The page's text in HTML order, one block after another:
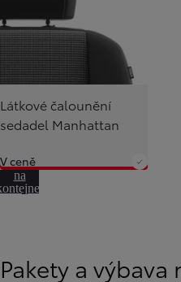
Od549 000 Kčs DPH
vč. zvýhodnění
75 000 Kč
Corolla Hatchback
HYBRID
Látkové čalounění
sedadel Manhattan
V ceně
na
Pakety a výbava